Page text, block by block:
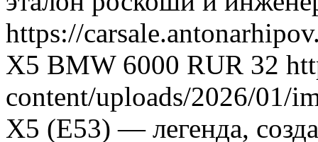
https://
X5 BMW 6000 RUR 32
content/uploads/2026/01/
X5 (E53) — легенда,